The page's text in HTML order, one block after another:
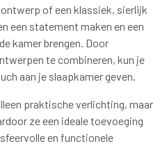
of een klassiek, sierlijk
een statement maken en een
kamer brengen. Door
te combineren, kun je
aan je slaapkamer geven.
praktische verlichting, maar
ze een ideale toevoeging
en functionele